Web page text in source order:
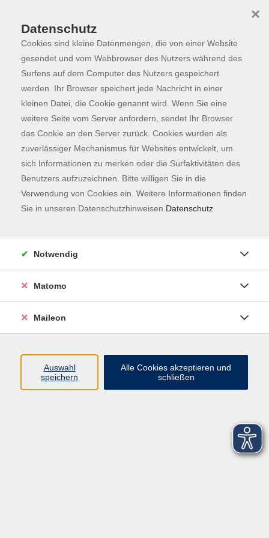
Skip to main content
Programm
Der Kurs konnte nicht gefunden werden.
Kontaktformular
Impressum
AGB
Datenschutzerklärung
Datenschutz
Cookies sind kleine Datenmengen, die von einer Website
gesendet und vom Webbrowser des Nutzers während des
Surfens auf dem Computer des Nutzers gespeichert
werden. Ihr Browser speichert jede Nachricht in einer
kleinen Datei, die Cookie genannt wird. Wenn Sie eine
weitere Seite vom Server anfordern, sendet Ihr Browser
das Cookie an den Server zurück. Cookies wurden als
zuverlässiger Mechanismus für Websites entwickelt, um
sich Informationen zu merken oder die Surfaktivitäten des
Benutzers aufzuzeichnen. Bitte willigen Sie in die
Verwendung von Cookies ein. Weitere Informationen finden
Sie in unseren Datenschutzhinweisen. Datenschutz
×
Notwendig
Matomo
Maileon
Auswahl
speichern
Alle Cookies akzeptieren und
schließen